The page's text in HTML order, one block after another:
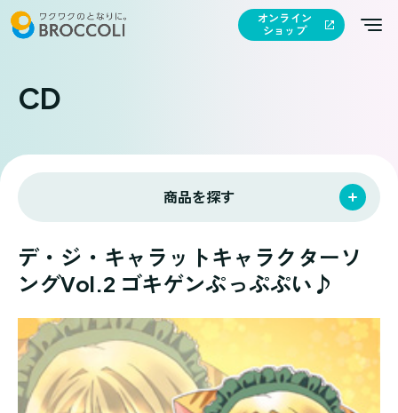
オンライン
ショップ
CD
商品を探す
デ・ジ・キャラットキャラクターソ
ングVol.2 ゴキゲンぷっぷぷい♪